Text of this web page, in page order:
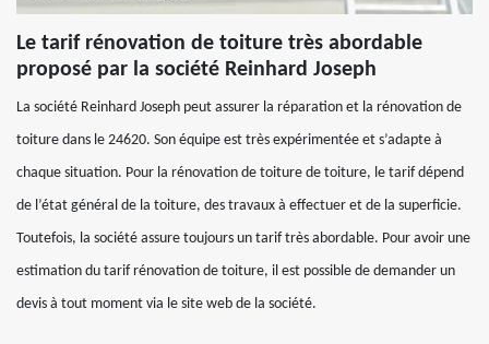
Le tarif rénovation de toiture très abordable
proposé par la société Reinhard Joseph
La société Reinhard Joseph peut assurer la réparation et la rénovation de
toiture dans le 24620. Son équipe est très expérimentée et s’adapte à
chaque situation. Pour la rénovation de toiture de toiture, le tarif dépend
de l’état général de la toiture, des travaux à effectuer et de la superficie.
Toutefois, la société assure toujours un tarif très abordable. Pour avoir une
estimation du tarif rénovation de toiture, il est possible de demander un
devis à tout moment via le site web de la société.